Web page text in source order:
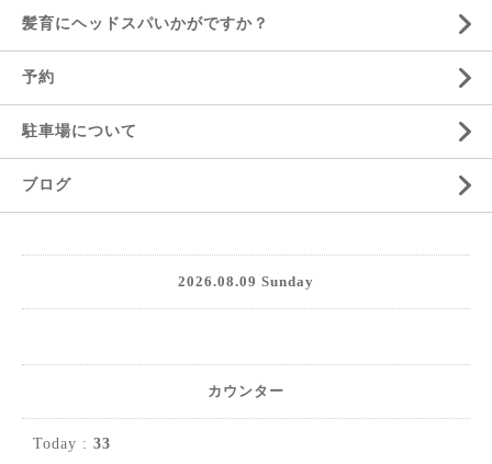
髪育にヘッドスパいかがですか？
予約
駐車場について
ブログ
2026.08.09 Sunday
カウンター
Today : 33